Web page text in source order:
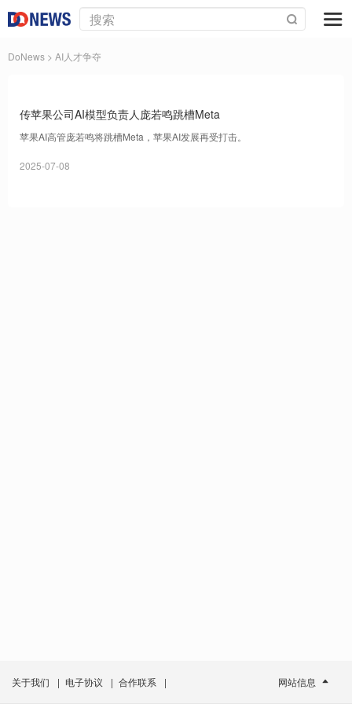
DoNews > AI人才争夺
传苹果公司AI模型负责人庞若鸣跳槽Meta
苹果AI高管庞若鸣将跳槽Meta，苹果AI发展再受打击。
2025-07-08
关于我们 | 电子协议 | 合作联系 | 网站信息